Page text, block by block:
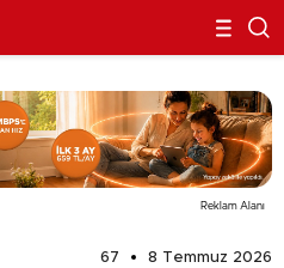
Reklam Alanı
67
8 Temmuz 2026